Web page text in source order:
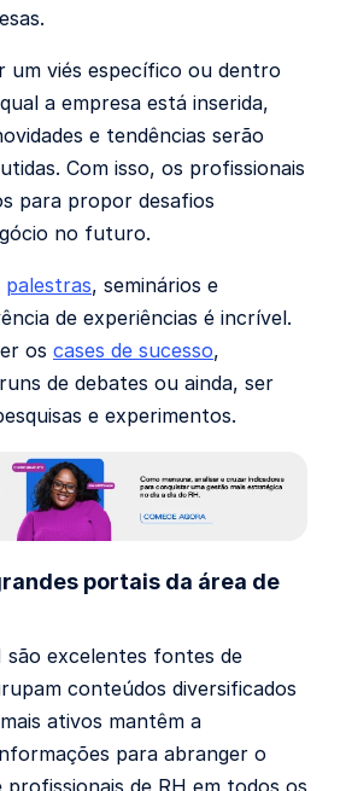
um viés específico ou dentro
a empresa está inserida,
e tendências serão
Com isso, os profissionais
para propor desafios
no futuro.
palestras, seminários e
de experiências é incrível.
os cases de sucesso,
de debates ou ainda, ser
e experimentos.
portais da área de
são excelentes fontes de
conteúdos diversificados
ativos mantêm a
para abranger o